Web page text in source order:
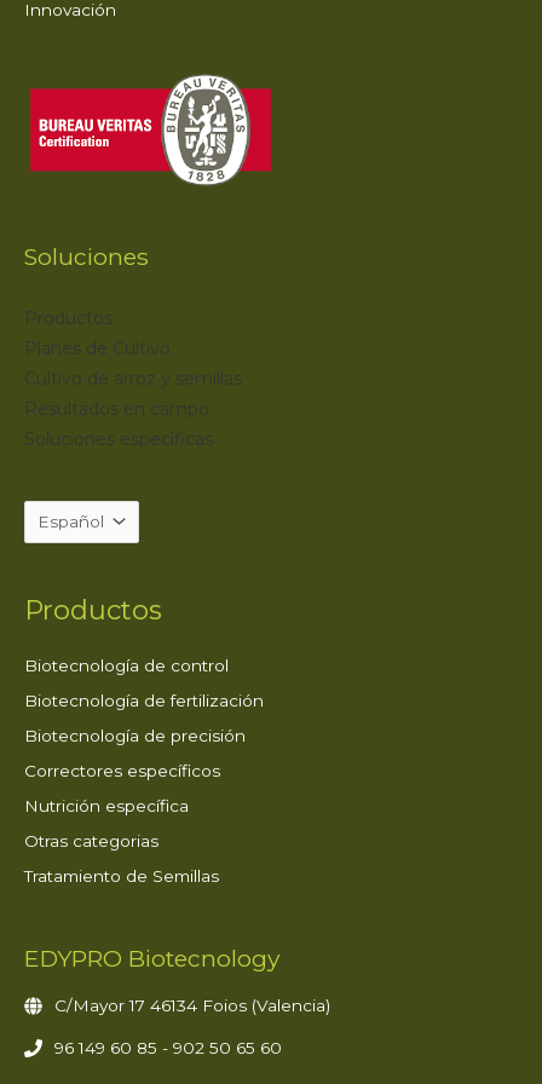
Innovación
Soluciones
Productos
Planes de Cultivo
Cultivo de arroz y semillas
Resultados en campo
Soluciones específicas
Productos
Biotecnología de control
Biotecnología de fertilización
Biotecnología de precisión
Correctores específicos
Nutrición específica
Otras categorias
Tratamiento de Semillas
EDYPRO Biotecnology
C/Mayor 17 46134 Foios (Valencia)
96 149 60 85 - 902 50 65 60